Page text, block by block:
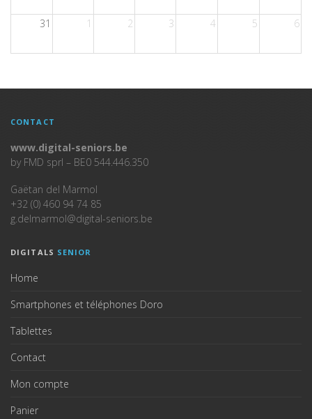
31 1 2 3 4 5 6
CONTACT
www.digital-seniors.be
by FMD sprl – BE0 544.446.350
Gaëtan del Marmol
+32 (0) 460 94 74 85
g.delmarmol@digital-seniors.be
DIGITALS SENIOR
Home
Smartphones et téléphones Doro
Tablettes
Contact
Mon compte
Panier